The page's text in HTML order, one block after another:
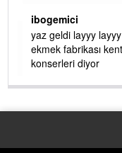
ibogemici
yaz geldi layyy
ekmek fabrikası
konserleri diyor